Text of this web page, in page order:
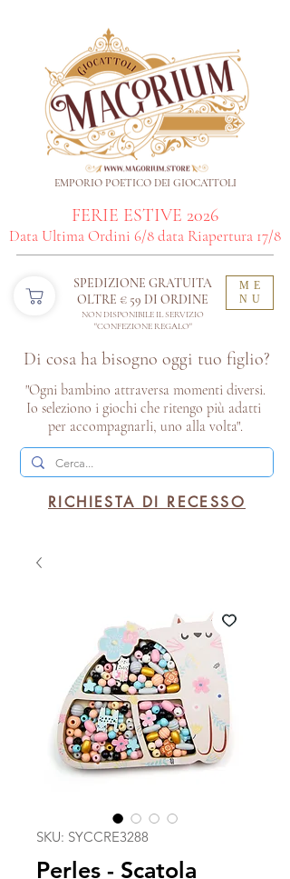
ME
NU
Di cosa ha bisogno oggi tuo figlio?
SPEDIZIONE GRATUITA
OLTRE € 59 DI ORDINE​
NON DISPONIBILE IL SERVIZIO
"CONFEZIONE REGALO"
"Ogni bambino attraversa momenti diversi.
Io seleziono i giochi che ritengo più adatti
per accompagnarli, uno alla volta".
EMPORIO POETICO DEI GIOCATTOLI
RICHIESTA DI RECESSO
FERIE ESTIVE 2026
Data Ultima Ordini 6/8 data Riapertura 17/8
SKU: SYCCRE3288
Perles - Scatola